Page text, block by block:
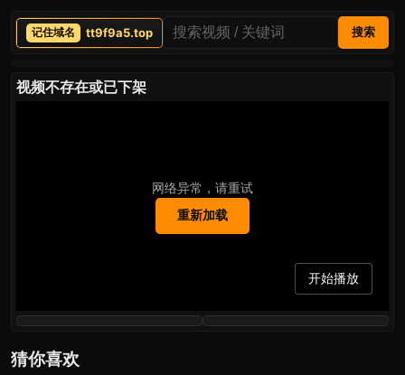
tt9f9a5.top 搜索
视频不存在或已下架
网络异常，请重试
重新加载
开始播放
猜你喜欢